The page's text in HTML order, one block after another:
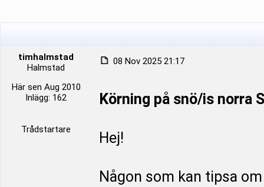
timhalmstad
Halmstad
Här sen Aug 2010
Inlägg: 162
Trådstartare
08 Nov 2025 21:17
Körning på snö/is norra
Hej!
Någon som kan tipsa